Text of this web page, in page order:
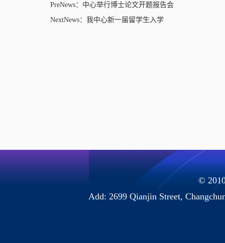
PreNews： 中心举行博士论文开题报告会
NextNews： 我中心新一届留学生入学
©
Add: 2699 Qianjin Street,